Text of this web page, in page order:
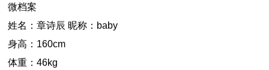
微档案
姓名：章诗辰 昵称：baby
身高：160cm
体重：46kg